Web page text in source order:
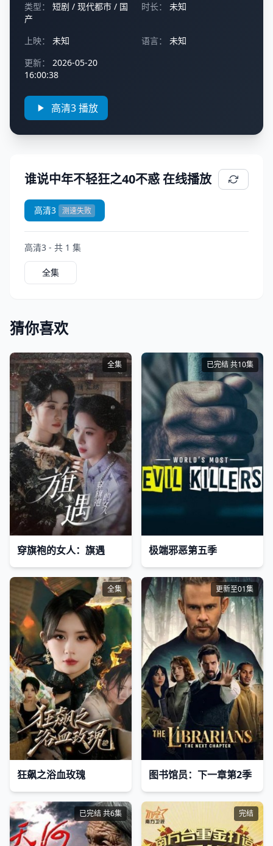
类型：
短剧 / 现代都市 / 国
产
时长： 未知
上映： 未知 语言：
未知
更新：
2026-05-20
16:00:38
高清3 播放
谁说中年不轻狂之40不惑 在线播放
高清3 测速失败
高清3 - 共 1 集
全集
猜你喜欢
全集
穿旗袍的女人：旗遇
已完结 共10集
极端邪恶第五季
全集
狂飙之浴血玫瑰
更新至01集
图书馆员：下一章第2季
已完结 共6集 完结